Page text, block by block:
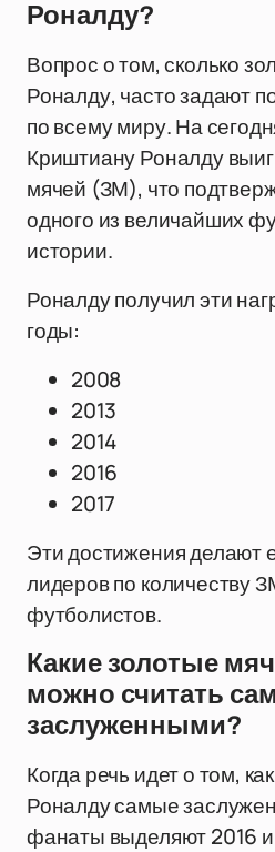
Роналду?
Вопрос о том, сколько
Роналду, часто задают
по всему миру. На
Криштиану Роналду
мячей (ЗМ), что
одного из величайших
истории.
Роналду получил эти
годы:
2008
2013
2014
2016
2017
Эти достижения делают
лидеров по количеству
футболистов.
Какие золотые
можно считать
заслуженными?
Когда речь идет о том,
Роналду самые
фанаты выделяют 2016